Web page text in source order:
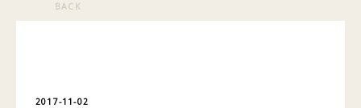
BACK
2017-11-02